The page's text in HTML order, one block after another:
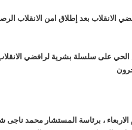
الانقلاب بعد إطلاق امن الانقلاب
الحي على سلسلة بشرية لرافضي
، برئاسة المستشار محمد ناجى